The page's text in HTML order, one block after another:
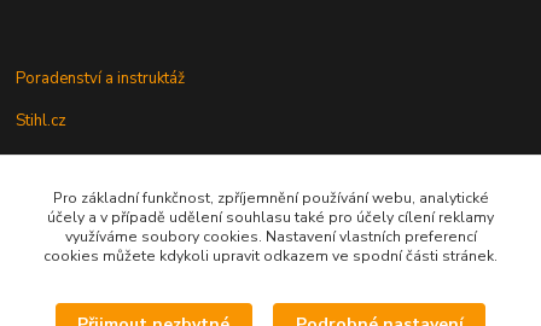
Poradenství a instruktáž
Stihl.cz
Údržba a servis
Rady a praktické informace
Pro základní funkčnost, zpříjemnění používání webu, analytické
účely a v případě udělení souhlasu také pro účely cílení reklamy
využíváme soubory cookies. Nastavení vlastních preferencí
cookies můžete kdykoli upravit odkazem ve spodní části stránek.